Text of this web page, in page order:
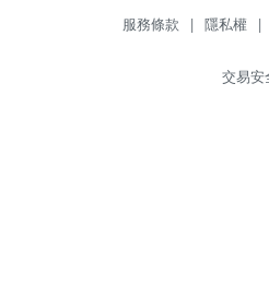
服務條款 | 隱私權 |
交易安